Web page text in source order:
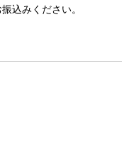
込みください。